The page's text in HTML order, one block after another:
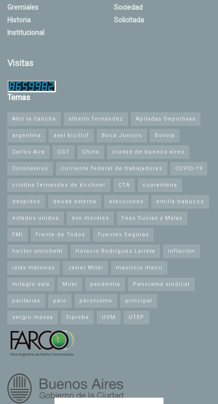
Gremiales
Historia
Institucional
Sociedad
Solicitada
Visitas
Temas
Abrí la Cancha alberto fernandez Apiladas Deportivas
argentina axel kicillof Boca Juniors Bolivia
Carlos Aira CGT China ciudad de buenos aires
Coronavirus corriente federal de trabajadores COVID-19
cristina fernandez de kirchner CTA cuarentena
despidos deuda externa elecciones emilia trabucco
estados unidos evo morales Feas Sucias y Malas
FMI Frente de Todos Fuentes Seguras
hector amichetti Horacio Rodríguez Larreta inflación
islas malvinas Javier Milei mauricio macri
milagro sala Milei pandemia Panorama sindical
paritarias paro peronismo principal
sergio massa Sipreba UOM UTEP